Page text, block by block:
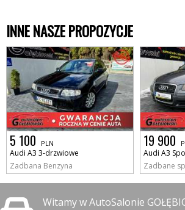
INNE NASZE PROPOZYCJE
5 100 PLN
Audi A3 3-drzwiowe
Zadbana Benzyna
19 900
Audi A3
Zadbane
Witamy w AutoSalonie